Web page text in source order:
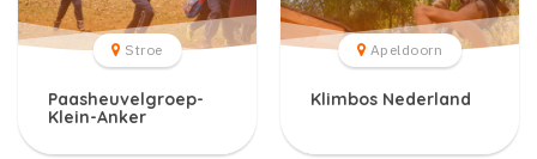
Stroe
Paasheuvelgroep-
Klein-Anker
Apeldoorn
Klimbos Nederland